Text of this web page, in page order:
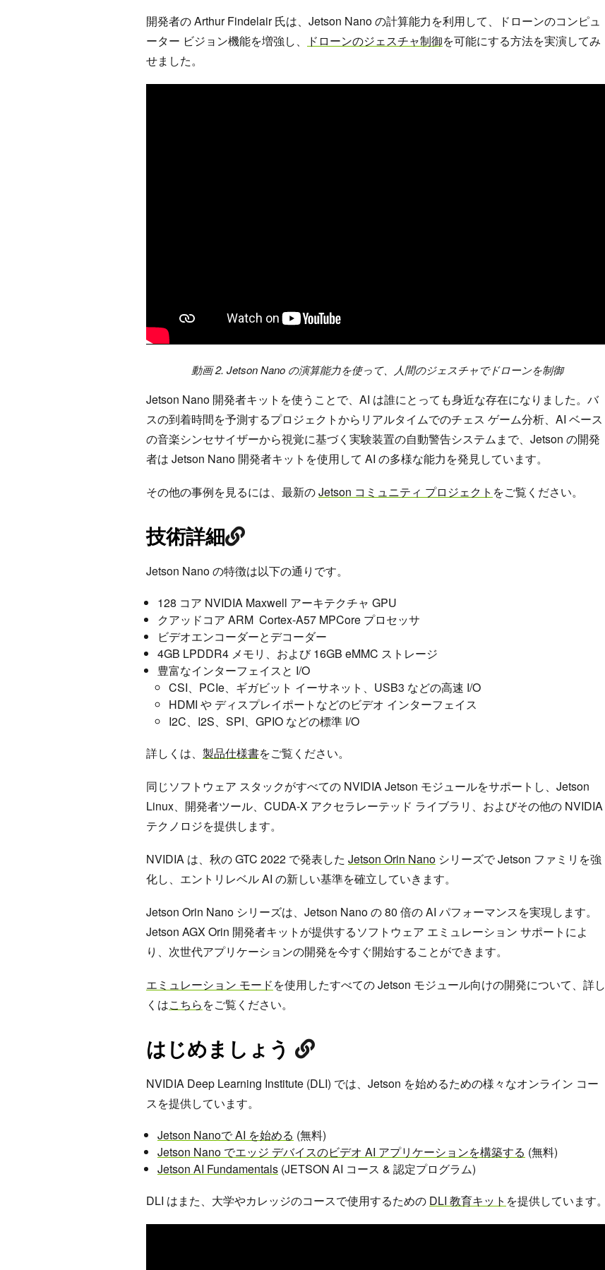
開発者の Arthur Findelair 氏は、Jetson Nano の計算能力を利用して、ドローンのコンピュ
ーター ビジョン機能を増強し、
ドローンのジェスチャ制御を可能にする方法を実演してみ
せました。
動画 2. Jetson Nano の演算能力を使って、人間のジェスチャでドローンを制御
Jetson Nano 開発者キットを使うことで、AI は誰にとっても身近な存在になりました。バ
スの到着時間を予測するプロジェクトからリアルタイムでのチェス ゲーム分析、AI ベース
の音楽シンセサイザーから視覚に基づく実験装置の自動警告システムまで、Jetson の開発
者は Jetson Nano 開発者キットを使用して AI の多様な能力を発見しています。
その他の事例を見るには、最新のJetson コミュニティ プロジェクト をご覧ください。
技術詳細
Jetson Nano の特徴は以下の通りです。
128 コア NVIDIA Maxwell アーキテクチャ GPU
クアッドコア ARM Cortex-A57 MPCore プロセッサ
ビデオエンコーダーとデコーダー
4GB LPDDR4 メモリ、および 16GB eMMC ストレージ
豊富なインターフェイスと I/O
CSI、PCIe、ギガビット イーサネット、USB3 などの高速 I/O
HDMI や ディスプレイポートなどのビデオ インターフェイス
I2C、I2S、SPI、GPIO などの標準 I/O
詳しくは、 製品仕様書をご覧ください。
同じソフトウェア スタックがすべての NVIDIA Jetson モジュールをサポートし、Jetson
Linux、開発者ツール、CUDA-X アクセラレーテッド ライブラリ、およびその他の NVIDIA
テクノロジを提供します。
NVIDIA は、秋の GTC 2022 で発表した Jetson Orin Nano シリーズで Jetson ファミリを強
化し、エントリレベル AI の新しい基準を確立していきます。
Jetson Orin Nano シリーズは、Jetson Nano の 80 倍の AI パフォーマンスを実現します。
Jetson AGX Orin 開発者キットが提供するソフトウェア エミュレーション サポートによ
り、次世代アプリケーションの開発を今すぐ開始することができます。
エミュレーション モードを使用したすべての Jetson モジュール向けの開発について、詳し
くはこちらをご覧ください。
はじめましょう
NVIDIA Deep Learning Institute (DLI) では、Jetson を始めるための様々なオンライン コー
スを提供しています。
Jetson Nanoで AI を始める (無料)
Jetson Nano でエッジ デバイスのビデオ AI アプリケーションを構築する (無料)
Jetson AI Fundamentals (JETSON AI コース & 認定プログラム)
DLI はまた、大学やカレッジのコースで使用するための DLI 教育キット を提供しています。